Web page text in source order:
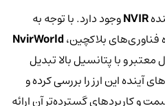
NVIRوجود دارد. با توجه به
بلاکچین،NvirWorld
و با پتانسیل بالا تبدیل
این ارز را بررسی کرده و
و کاربردهای گسترده‌تر آن ارائه